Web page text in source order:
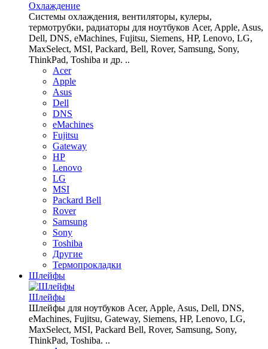
Охлаждение
Системы охлаждения, вентиляторы, кулеры,
термотрубки, радиаторы для ноутбуков Acer, Apple, Asus,
Dell, DNS, eMachines, Fujitsu, Siemens, HP, Lenovo, LG,
MaxSelect, MSI, Packard, Bell, Rover, Samsung, Sony,
ThinkPad, Toshiba и др. ..
Acer
Apple
Asus
Dell
DNS
eMachines
Fujitsu
Gateway
HP
Lenovo
LG
MSI
Packard Bell
Rover
Samsung
Sony
Toshiba
Другие
Термопрокладки
Шлейфы
Шлейфы
Шлейфы для ноутбуков Acer, Apple, Asus, Dell, DNS,
eMachines, Fujitsu, Gateway, Siemens, HP, Lenovo, LG,
MaxSelect, MSI, Packard Bell, Rover, Samsung, Sony,
ThinkPad, Toshiba. ..